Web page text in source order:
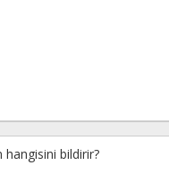
hangisini bildirir?